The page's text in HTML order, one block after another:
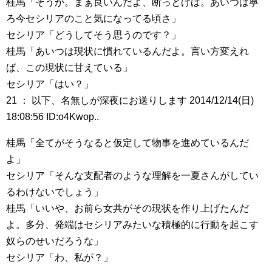
桂馬「そうか。まぁ良いんだよ、断っとけば。あいつは寧
ろ今セシリアのこと気になってる頃さ」
セシリア「どうしてそう思うのです？」
桂馬「あいつは現状に慣れているんだよ。言い方変えれ
ば、この現状に甘えている」
セシリア「はい？」
21 ： 以下、名無しが深夜にお送りします 2014/12/14(日)
18:08:56 ID:o4Kwop..
桂馬「全てがそうなると仮定して物事を進めているんだ
よ」
セシリア「そんな支配者のような理解を一夏さんがしてい
るわけないでしょう」
桂馬「いいや、お前ら女共がその現状を作り上げたんだ
よ。多分、発端はセシリアみたいな積極的に行動を起こす
奴らのせいだろうな」
セシリア「わ、私が？」